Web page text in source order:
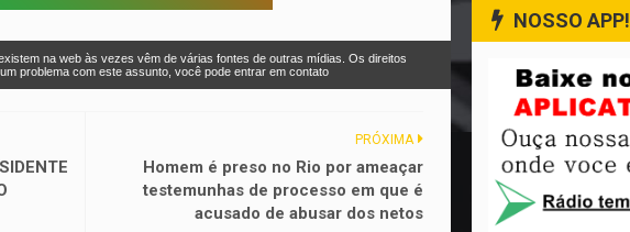
na web às vezes vêm de várias fontes de outras mídias. Os direitos
problema com este assunto, você pode entrar em contato
PRÓXIMA
Homem é preso no Rio por ameaçar
testemunhas de processo em que é
acusado de abusar dos netos
NOSSO APP!